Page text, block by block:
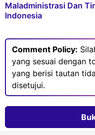
Maladministrasi Dan
Indonesia
Comment Policy:
yang sesuai dengan
yang berisi tautan
disetujui.